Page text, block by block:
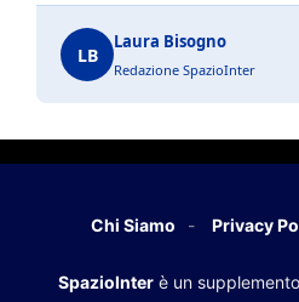
LB
Laura Bisogno
Redazione SpazioInter
Chi Siamo Privacy
SpazioInter è un